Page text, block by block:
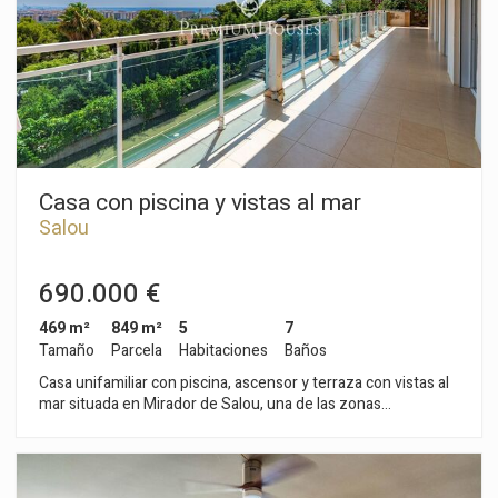
más personalidad de la ciudad. Se encuentra en la zona más
elevada de la antigua Tarraco romana y concentra gran parte
del patrimonio monumental declarado Patrimonio de la
Humanidad por la UNESCO.
Casa con piscina y vistas al mar
Salou
690.000 €
469 m²
Tamaño
849 m²
Parcela
5
Habitaciones
7
Baños
Casa unifamiliar con piscina, ascensor y terraza con vistas al
mar situada en Mirador de Salou, una de las zonas
una espaciosa cocina, una habitación doble con baño en suite